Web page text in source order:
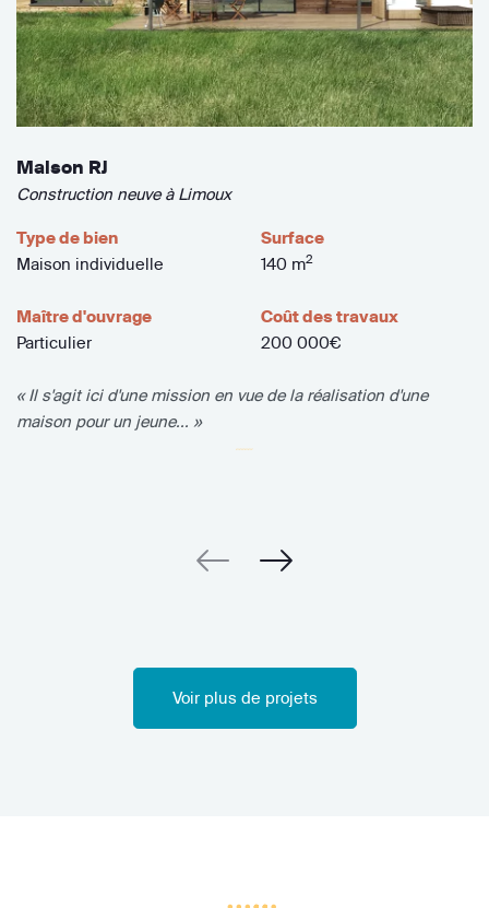
Maison RJ
Construction neuve à Limoux
Type de bien
Maison individuelle
Surface
140 m2
Maître d'ouvrage
Particulier
Coût des travaux
200 000€
« Il s'agit ici d'une mission en vue de la réalisation d'une
maison pour un jeune... »
Voir plus de projets